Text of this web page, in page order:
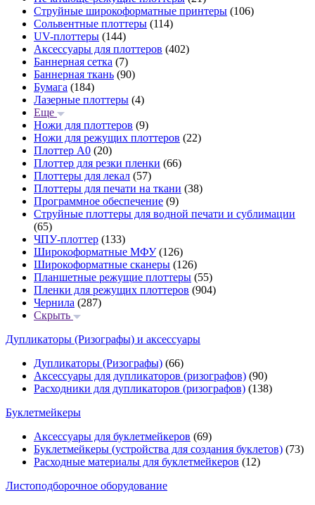
Струйные широкоформатные принтеры (106)
Сольвентные плоттеры (114)
UV-плоттеры (144)
Аксессуары для плоттеров (402)
Баннерная сетка (7)
Баннерная ткань (90)
Бумага (184)
Лазерные плоттеры (4)
Еще
Ножи для плоттеров (9)
Ножи для режущих плоттеров (22)
Плоттер А0 (20)
Плоттер для резки пленки (66)
Плоттеры для лекал (57)
Плоттеры для печати на ткани (38)
Программное обеспечение (9)
Струйные плоттеры для водной печати и сублимации
(65)
ЧПУ-плоттер (133)
Широкоформатные МФУ(126)
Широкоформатные сканеры (126)
Планшетные режущие плоттеры (55)
Пленки для режущих плоттеров (904)
Чернила (287)
Скрыть
Дупликаторы (Ризографы) и аксессуары
Дупликаторы (Ризографы) (66)
Аксессуары для дупликаторов (ризографов) (90)
Расходники для дупликаторов (ризографов) (138)
Буклетмейкеры
Аксессуары для буклетмейкеров (69)
Буклетмейкеры (устройства для создания буклетов) (73)
Расходные материалы для буклетмейкеров (12)
Листоподборочное оборудование